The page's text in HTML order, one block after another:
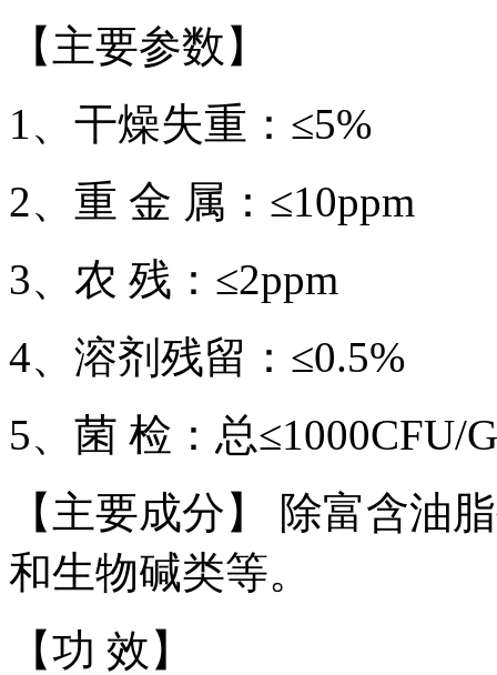
【主要参数】
1、干燥失重：≤5%
2、重 金 属：≤10ppm
3、农 残：≤2ppm
4、溶剂残留：≤0.5%
5、菌 检：总≤1000CFU/
【主要成分】 除富含油
和生物碱类等。
【功 效】